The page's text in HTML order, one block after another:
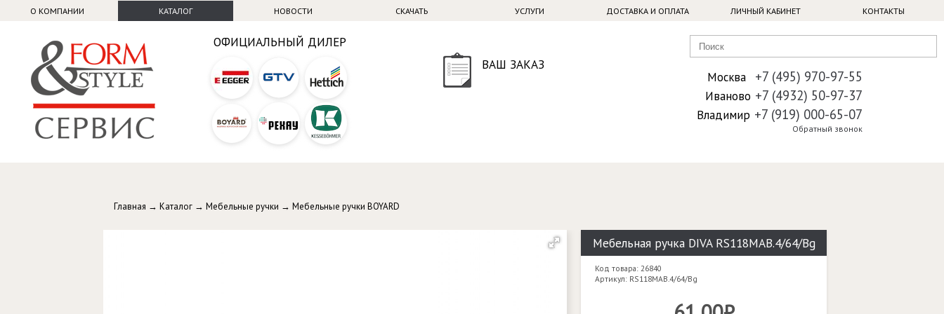
О КОМПАНИИ КАТАЛОГ НОВОСТИ СКАЧАТЬ УСЛУГИ ДОСТАВКА И ОПЛАТА ЛИЧНЫЙ КАБИНЕТ КОНТАКТЫ
ОФИЦИАЛЬНЫЙ ДИЛЕР
ВАШ ЗАКАЗ
Москва +7 (495) 970-97-55
Иваново +7 (4932) 50-97-37
Владимир +7 (919) 000-65-07
Обратный звонок
Главная → Каталог → Мебельные ручки → Мебельные ручки BOYARD
Мебельная ручка DIVA RS118MAB.4/64/Bg
Код товара: 26840
Артикул: RS118MAB.4/64/Bg